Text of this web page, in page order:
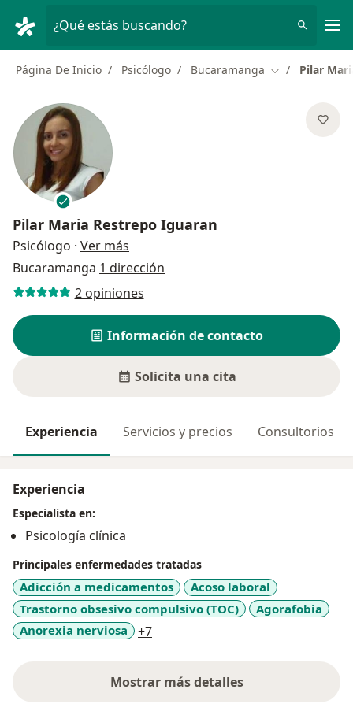
¿Qué estás buscando?
Página De Inicio Psicólogo Bucaramanga Cambiar de
Pilar
Pilar Maria Restrepo Iguaran
Psicólogo · Ver más
Bucaramanga 1 dirección
2 opiniones
Información de contacto
Solicita una cita
Experiencia Servicios y precios Consultorios
Experiencia
Especialista en:
Psicología clínica
Principales enfermedades tratadas
Adicción a medicamentos
Acoso laboral
Trastorno obsesivo compulsivo (TOC)
Agorafobia
Anorexia nerviosa
+7a11y_sr_more_diseases
Mostrar más detalles
sobre la experiencia